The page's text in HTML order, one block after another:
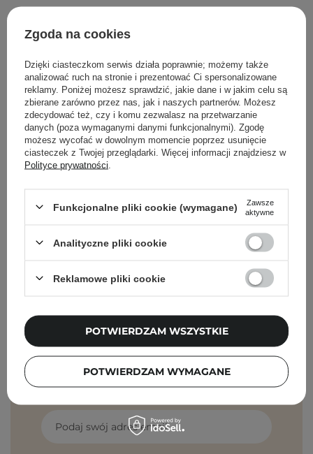
Torriden - Dive-In For Men All In One - Nawilżająca
79,00 zł
Newsletter Cosibella
Pielęgnacyjne checklisty, eksperckie porady,
beauty nowości - prosto na maila!
Podaj swój adres email
Zgoda na cookies
Dzięki ciasteczkom serwis działa poprawnie; możemy także
analizować ruch na stronie i prezentować Ci spersonalizowane
reklamy. Poniżej możesz sprawdzić, jakie dane i w jakim celu są
zbierane zarówno przez nas, jak i naszych partnerów. Możesz
zdecydować też, czy i komu zezwalasz na przetwarzanie
danych (poza wymaganymi danymi funkcjonalnymi). Zgodę
możesz wycofać w dowolnym momencie poprzez usunięcie
ciasteczek z Twojej przeglądarki. Więcej informacji znajdziesz w
Polityce prywatności
Funkcjonalne pliki cookie (wymagane)
Zawsze
aktywne
Analityczne pliki cookie
Reklamowe pliki cookie
POTWIERDZAM WYMAGANE
POTWIERDZAM WSZYSTKIE